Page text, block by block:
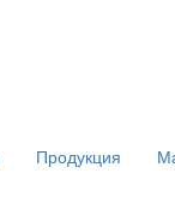
Продукция